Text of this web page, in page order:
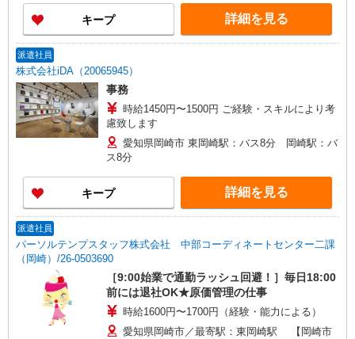
キープ 詳細を見る
派遣社員
株式会社iDA（20065945）
事務
時給1450円〜1500円 ご経験・スキルにより考
慮致します
愛知県岡崎市 東岡崎駅：バス8分 岡崎駅：バ
ス8分
キープ 詳細を見る
派遣社員
パーソルテンプスタッフ株式会社 中部コーディネートセンター二課
（岡崎）/26-0503690
［9:00始業で通勤ラッシュ回避！］毎日18:00
前には退社OK★原価管理の仕事
時給1600円〜1700円（経験・能力による）
愛知県岡崎市／最寄駅：東岡崎駅 【岡崎市